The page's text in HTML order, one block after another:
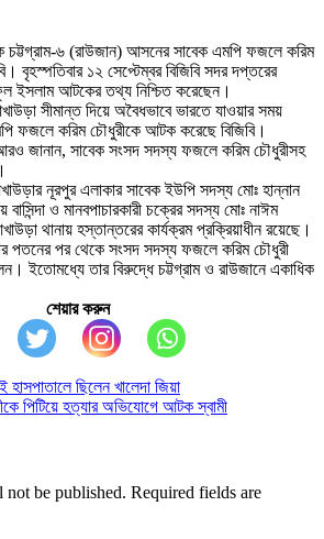
চট্টগ্রাম-৬ (রাউজান) আসনের সাবেক এমপি ফজলে করিম
বৃহস্পতিবার ১২ সেপ্টেম্বর বিজিবি সদর দপ্তরের
ইসলাম আটকের তথ্য নিশ্চিত করেছেন।
সীমান্ত দিয়ে অবৈধভাবে ভারতে যাওয়ার সময়
ফজলে করিম চৌধুরীকে আটক করেছে বিজিবি।
আরও জানান, সাবেক সংসদ সদস্য ফজলে করিম চৌধুরীসহ
নূরপুর এলাকার সাবেক ইউপি সদস্য মোঃ হান্নান
ও মানবপাচারকারী চক্রের সদস্য মোঃ নাঈম
থানায় হস্তান্তরের কার্যক্রম প্রক্রিয়াধীন রয়েছে।
পতনের পর থেকে সংসদ সদস্য ফজলে করিম চৌধুরী
ইতোমধ্যে তার বিরুদ্ধে চট্টগ্রাম ও রাউজানে একাধিক
শেয়ার করুন
ছিলেন খালেদা জিয়া
পিটিয়ে হত্যার অভিযোগে আটক স্বামী
not be published. Required fields are